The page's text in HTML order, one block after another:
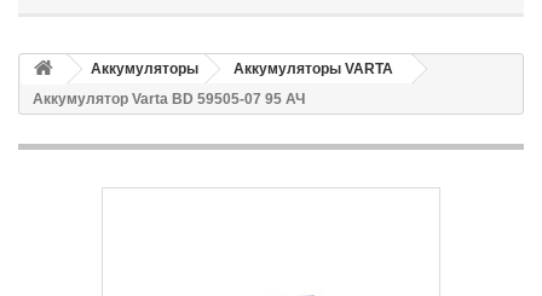
Аккумуляторы
Аккумуляторы VARTA
Аккумулятор Varta BD 59505-07 95 АЧ